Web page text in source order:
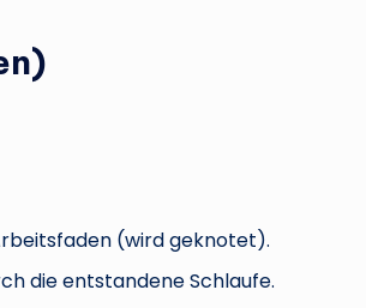
(wird geknotet).
die entstandene Schlaufe.